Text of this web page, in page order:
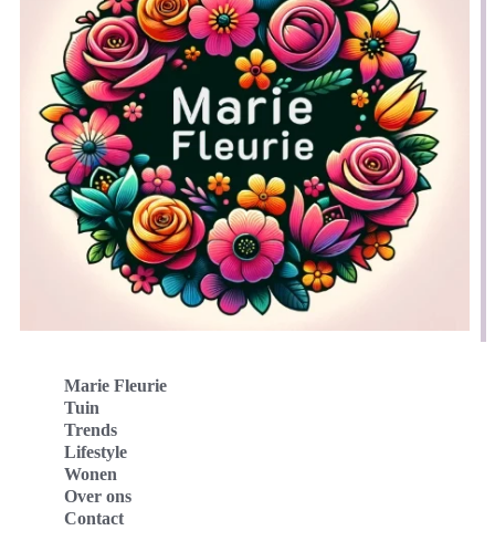
Marie Fleurie
Tuin
Trends
Lifestyle
Wonen
Over ons
Contact